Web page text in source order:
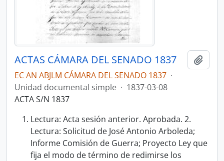
ACTAS CÁMARA DEL SENADO 1837
EC AN ABJLM CÁMARA DEL SENADO 1837 ·
Unidad documental simple · 1837-03-08
ACTA S/N 1837
Lectura: Acta sesión anterior. Aprobada. 2.
Lectura: Solicitud de José Antonio Arboleda;
Informe Comisión de Guerra; Proyecto Ley que
fija el modo de término de redimirse los